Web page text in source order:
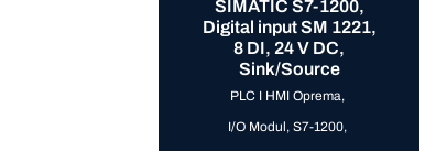
SIMATIC S7-1200,
Digital input SM 1221,
8 DI, 24 V DC,
Sink/Source
PLC I HMI Oprema,
I/O Modul, S7-1200,